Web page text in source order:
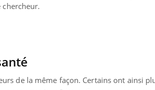
de la même façon. Certains ont ainsi